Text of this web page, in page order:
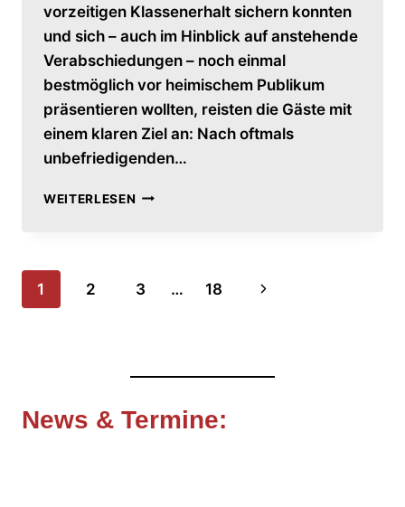
vorzeitigen Klassenerhalt sichern konnten
und sich – auch im Hinblick auf anstehende
Verabschiedungen – noch einmal
bestmöglich vor heimischem Publikum
präsentieren wollten, reisten die Gäste mit
einem klaren Ziel an: Nach oftmals
unbefriedigenden…
WEITERLESENPANDAS
Seitennavigation
1 2 3 … 18
Nächste
News & Termine: